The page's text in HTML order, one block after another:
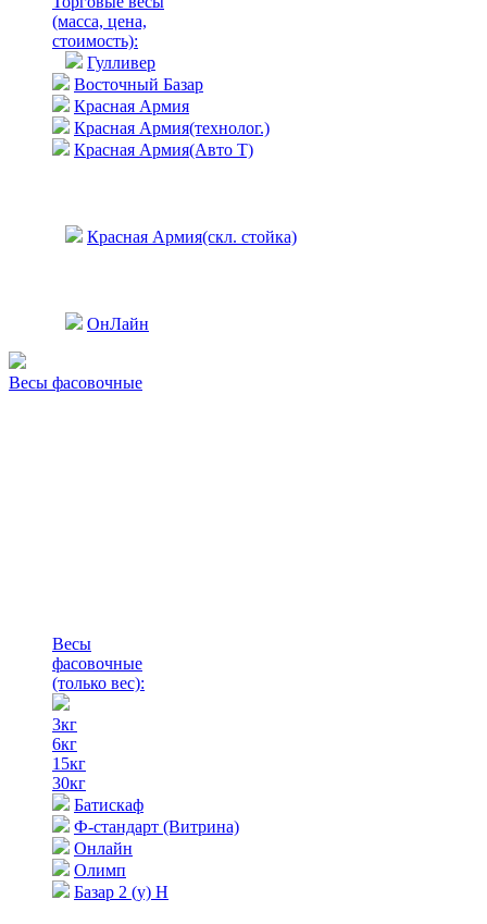
(масса, цена,
стоимость):
Гулливер
Восточный Базар
Красная Армия
Красная Армия(технолог.)
Красная Армия(Авто Т)
Красная Армия(скл. стойка)
ОнЛайн
Весы фасовочные
Весы
фасовочные
(только вес):
3кг
6кг
15кг
30кг
Батискаф
Ф-стандарт (Витрина)
Онлайн
Олимп
Базар 2 (у) Н